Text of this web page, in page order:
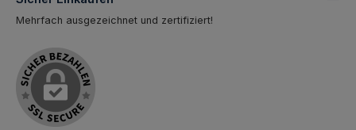
Mehrfach ausgezeichnet und zertifiziert!